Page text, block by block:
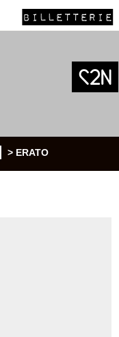
BILLETTERIE
> ERATO